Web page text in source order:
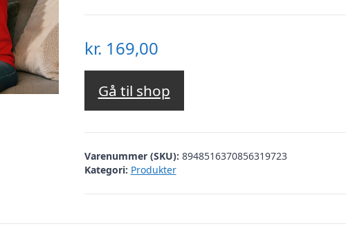
kr. 169,00
Gå til shop
Varenummer (SKU): 8948516370856319723
Kategori: Produkter